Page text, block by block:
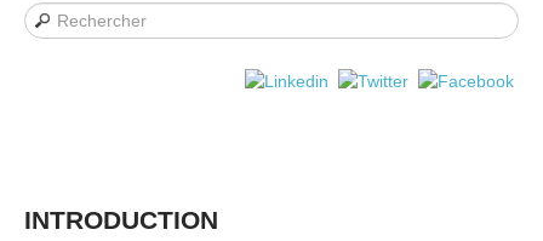
Définition des unités paysagères
Carte interactive des unités paysagères
Dynamiques et Recommandations
INTRODUCTION